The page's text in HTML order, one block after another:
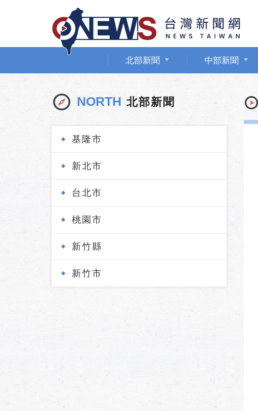
北部新聞 中部新聞
NORTH 北部新聞
基隆市
新北市
台北市
桃園市
新竹縣
新竹市